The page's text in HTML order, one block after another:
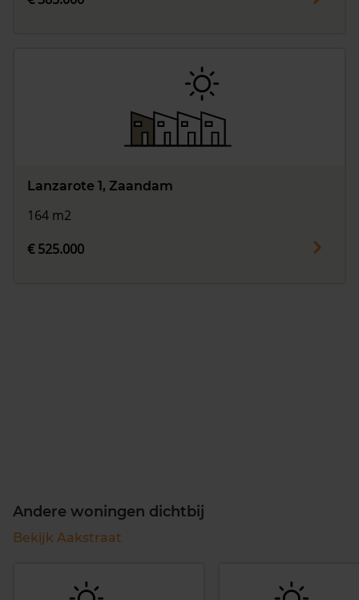
Lanzarote 1, Zaandam
164 m2
€ 525.000
Andere woningen dichtbij
Bekijk Aakstraat